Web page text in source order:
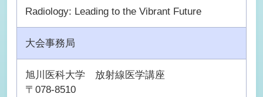
Radiology: Leading to the Vibrant Future
大会事務局
旭川医科大学 放射線医学講座
〒078-8510